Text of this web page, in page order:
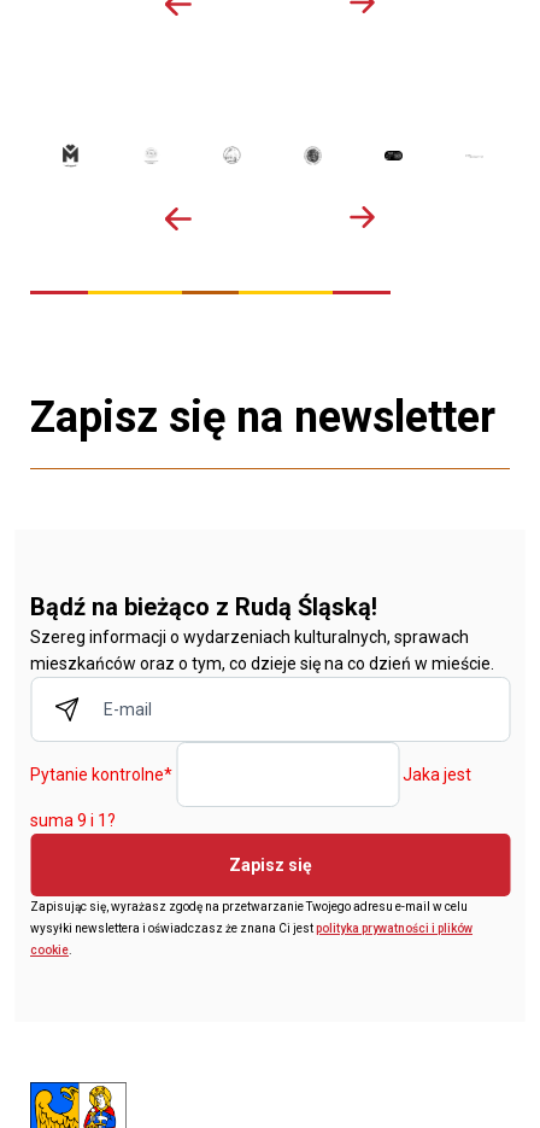
Zapisz się na newsletter
Bądź na bieżąco z Rudą Śląską!
Szereg informacji o wydarzeniach kulturalnych, sprawach
mieszkańców oraz o tym, co dzieje się na co dzień w mieście.
Pytanie kontrolne* Jaka jest
suma 9 i 1?
Zapisz się
Zapisując się, wyrażasz zgodę na przetwarzanie Twojego adresu e-mail w celu
wysyłki newslettera i oświadczasz że znana Ci jestpolityka prywatności i plików
cookie